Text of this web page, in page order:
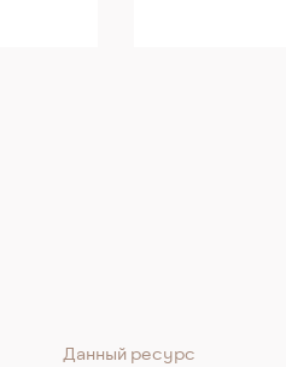
Данный ресурс